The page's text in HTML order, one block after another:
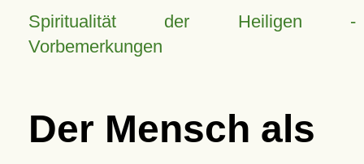
Spiritualität der Heiligen -
Vorbemerkungen
Der Mensch als